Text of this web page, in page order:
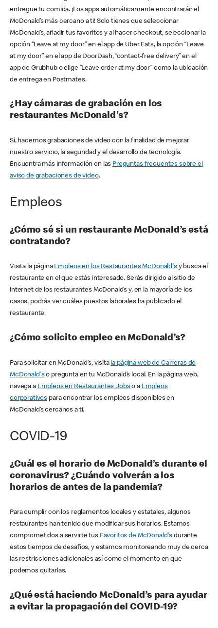
entregue tu comida. ¡Los apps automáticamente encontrarán el
McDonald’s más cercano a ti! Solo tienes que seleccionar
McDonald’s, añadir tus favoritos y al hacer checkout, seleccionar la
opción “Leave at my door” en el app de Uber Eats, la opción “Leave
at my door” en el app de DoorDash, “contact-free delivery” en el
app de Grubhub o elige “Leave order at my door” como la ubicación
de entrega en Postmates.
¿Hay cámaras de grabación en los
restaurantes McDonald's?
Sí, hacemos grabaciones de video con la finalidad de mejorar
nuestro servicio, la seguridad y el desarrollo de tecnología.
Encuentra más información en las Preguntas frecuentes sobre el
aviso de grabaciones de video.
Empleos
¿Cómo sé si un restaurante McDonald’s está
contratando?
Visita la página Empleos en los Restaurantes McDonald'sy busca el
restaurante en el que estás interesado. Serás dirigido al sitio de
internet de los restaurantes McDonald’s y, en la mayoría de los
casos, podrás ver cuáles puestos laborales ha publicado el
restaurante.
¿Cómo solicito empleo en McDonald’s?
Para solicitar en McDonald’s, visita la página web de Carreras de
McDonald'so pregunta en tu McDonald’s local. En la página web,
navega a Empleos en Restaurantes Jobso a Empleos
corporativos para encontrar los empleos disponibles en
McDonald’s cercanos a ti.
COVID-19
¿Cuál es el horario de McDonald’s durante el
coronavirus? ¿Cuándo volverán a los
horarios de antes de la pandemia?
Para cumplir con los reglamentos locales y estatales, algunos
restaurantes han tenido que modificar sus horarios. Estamos
comprometidos a servirte tus Favoritos de McDonald's durante
estos tiempos de desafíos, y estamos monitoreando muy de cerca
las restricciones adicionales así como el momento en que
podemos quitarlas.
¿Qué está haciendo McDonald’s para ayudar
a evitar la propagación del COVID-19?